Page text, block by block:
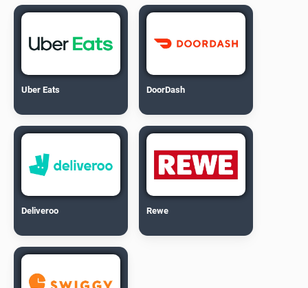
Uber Eats DoorDash
Deliveroo Rewe